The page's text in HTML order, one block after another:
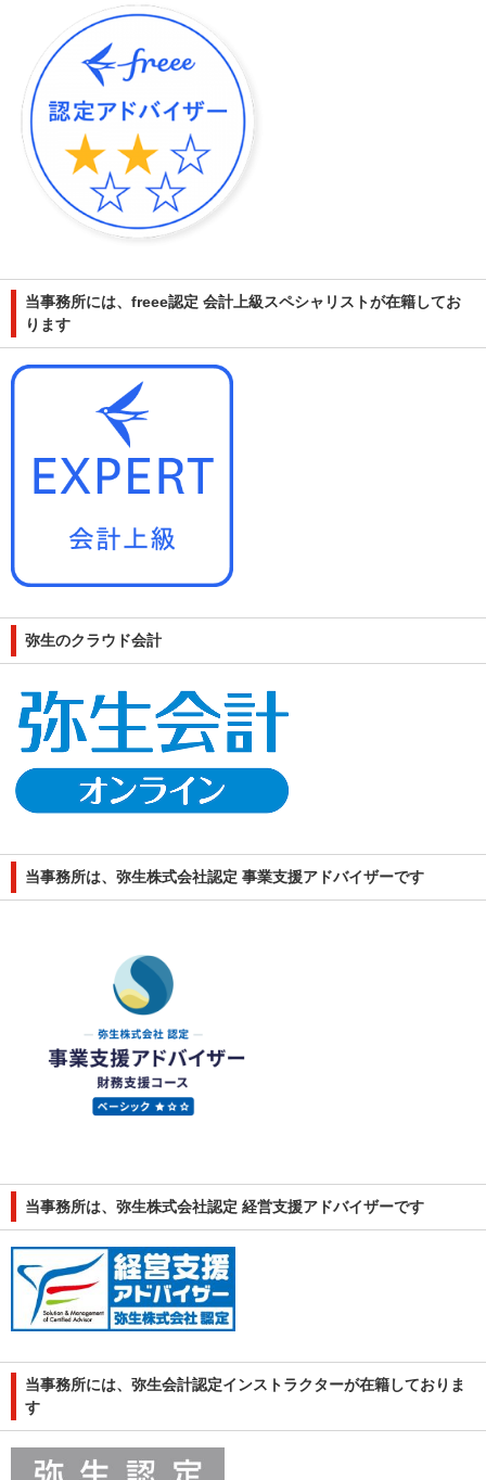
当事務所には、freee認定 会計上級スペシャリストが在籍してお
ります
弥生のクラウド会計
当事務所は、弥生株式会社認定 事業支援アドバイザーです
当事務所は、弥生株式会社認定 経営支援アドバイザーです
当事務所には、弥生会計認定インストラクターが在籍しておりま
す